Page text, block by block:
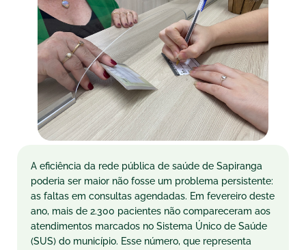
A eficiência da rede pública de saúde de Sapiranga
poderia ser maior não fosse um problema persistente:
as faltas em consultas agendadas. Em fevereiro deste
ano, mais de 2.300 pacientes não compareceram aos
atendimentos marcados no Sistema Único de Saúde
(SUS) do município. Esse número, que representa